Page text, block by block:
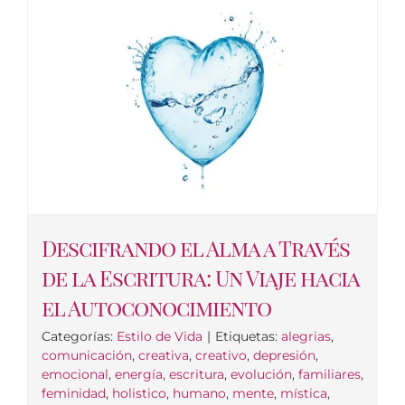
Descifrando el Alma a Través
de la Escritura: Un Viaje hacia
el Autoconocimiento
Categorías: Estilo de Vida | Etiquetas: alegrias,
comunicación, creativa, creativo, depresión,
emocional, energía, escritura, evolución, familiares,
feminidad, holistico, humano, mente, mística,